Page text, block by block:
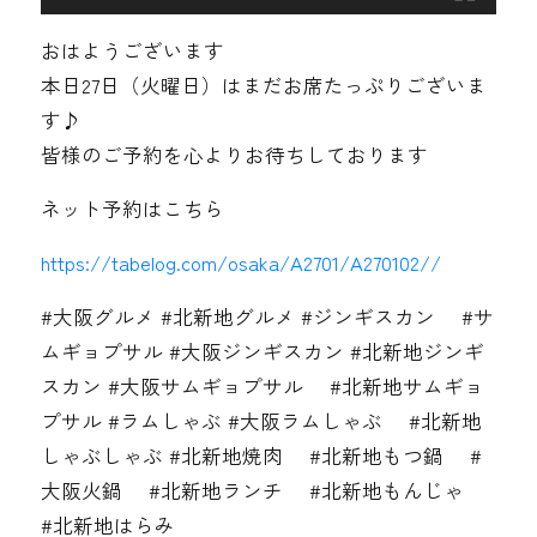
おはようございます
本日27日（火曜日）はまだお席たっぷりございま
す♪
皆様のご予約を心よりお待ちしております
ネット予約はこちら
https://tabelog.com/osaka/A2701/A270102//
#大阪グルメ #北新地グルメ #ジンギスカン #サ
ムギョプサル #大阪ジンギスカン #北新地ジンギ
スカン #大阪サムギョプサル #北新地サムギョ
プサル #ラムしゃぶ #大阪ラムしゃぶ #北新地
しゃぶしゃぶ #北新地焼肉 #北新地もつ鍋 #
大阪火鍋 #北新地ランチ #北新地もんじゃ
#北新地はらみ